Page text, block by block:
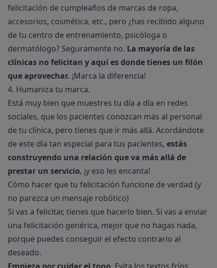
felicitación de cumpleaños de marcas de ropa,
accesorios, cosmética, etc., pero ¿has recibido alguno
de tu centro de entrenamiento, psicóloga o
dermatólogo? Seguramente no. La mayoría de las
clínicas no felicitan y aquí es donde tienes un filón
que aprovechar. ¡Marca la diferencia!
4. Humaniza tu marca.
Está muy bien que muestres tu día a día en redes
sociales, que los pacientes conozcan más al personal
de tu clínica, pero tienes que ir más allá. Acordándote
de este día tan especial para tus pacientes, estás
construyendo una relación que va más allá de
prestar un servicio, ¡y eso les encanta!
Cómo hacer que tu felicitación funcione de verdad (y
no parezca un mensaje robótico)
Si vas a felicitar, tienes que hacerlo bien. Si vas a enviar
una felicitación genérica, mejor que no hagas nada,
porque puedes conseguir el efecto contrario al
deseado.